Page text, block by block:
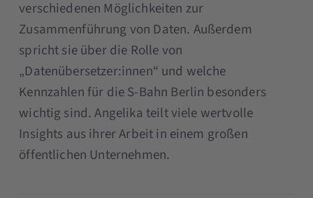
verschiedenen Möglichkeiten zur
Zusammenführung von Daten. Außerdem
spricht sie über die Rolle von
„Datenübersetzer:innen“ und welche
Kennzahlen für die S-Bahn Berlin besonders
wichtig sind. Angelika teilt viele wertvolle
Insights aus ihrer Arbeit in einem großen
öffentlichen Unternehmen.